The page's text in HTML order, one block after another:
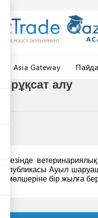
Asia Gateway
рұқсат алу
Ауыл
мөлшеріне бір жылға